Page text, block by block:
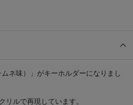
ネ味）」がキーホルダーになりまし
リルで再現しています。